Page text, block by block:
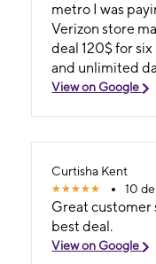
metro I was paying 160 $
Verizon store
deal 120$ for
and unlimited
View on Google
Curtisha Kent
10
Great customer
best deal.
View on Google